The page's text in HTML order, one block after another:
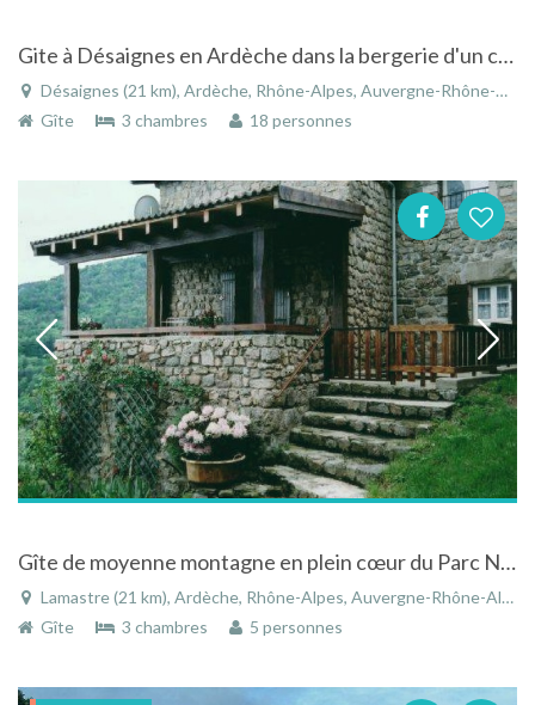
Gite à Désaignes en Ardèche dans la bergerie d'un château du 15ème siècle
Désaignes (21 km), Ardèche, Rhône-Alpes, Auvergne-Rhône-Alpes, France
Gîte
3 chambres 18 personnes
Gîte de moyenne montagne en plein cœur du Parc Naturel des Monts d'Ardèche
Lamastre (21 km), Ardèche, Rhône-Alpes, Auvergne-Rhône-Alpes, France
Gîte
3 chambres 5 personnes